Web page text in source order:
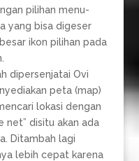
pilihan menu-
yang bisa digeser
ikon pilihan pada
dipersenjatai Ovi
peta (map)
lokasi dengan
net” disitu akan ada
Ditambah lagi
lebih cepat karena